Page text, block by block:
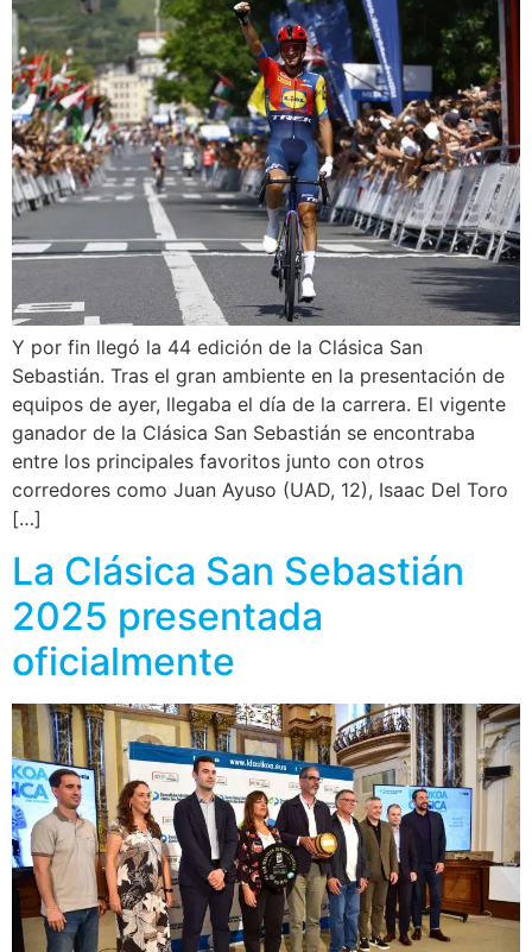
Y por fin llegó la 44 edición de la Clásica San
Sebastián. Tras el gran ambiente en la presentación de
equipos de ayer, llegaba el día de la carrera. El vigente
ganador de la Clásica San Sebastián se encontraba
entre los principales favoritos junto con otros
corredores como Juan Ayuso (UAD, 12), Isaac Del Toro
[…]
La Clásica San Sebastián
2025 presentada
oficialmente